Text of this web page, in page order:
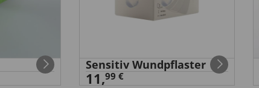
Sensitiv Wundpflaster
11,99 €